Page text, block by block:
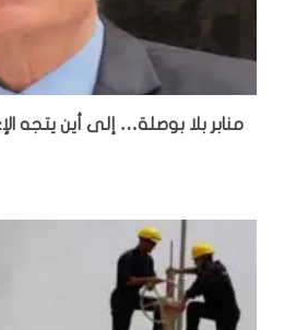
منابر بلا بوصلة… إلى أين يتجه